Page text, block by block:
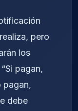
pero
los
pagan,
pagan,
debe